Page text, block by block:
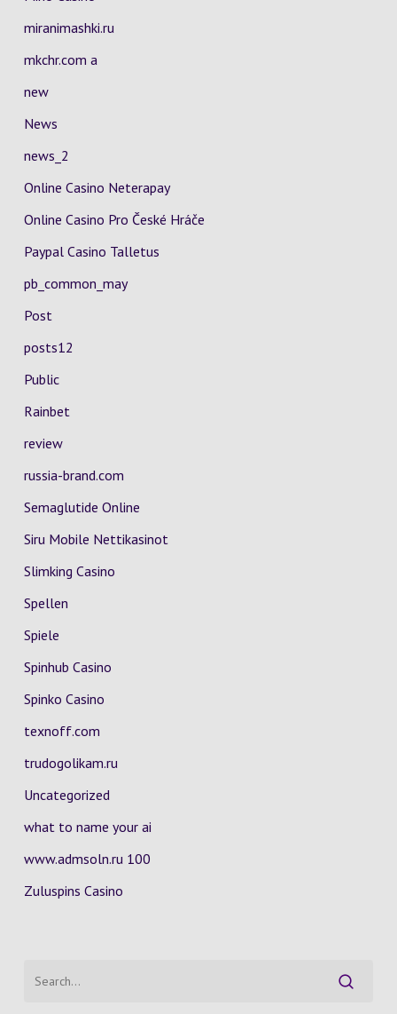
miranimashki.ru
mkchr.com a
new
News
news_2
Online Casino Neterapay
Online Casino Pro České Hráče
Paypal Casino Talletus
pb_common_may
Post
posts12
Public
Rainbet
review
russia-brand.com
Semaglutide Online
Siru Mobile Nettikasinot
Slimking Casino
Spellen
Spiele
Spinhub Casino
Spinko Casino
texnoff.com
trudogolikam.ru
Uncategorized
what to name your ai
www.admsoln.ru 100
Zuluspins Casino